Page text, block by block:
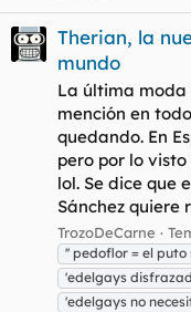
Therian, la
mundo
La última moda
mención en
quedando. En
pero por lo
lol. Se dice que
Sánchez quiere
TrozoDeCarne
'' pedoflor = el puto
'edelgays
'edelgays no